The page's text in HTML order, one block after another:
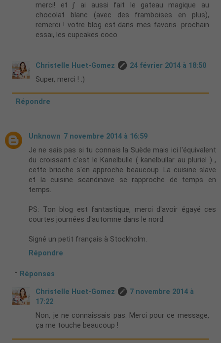
merci! et j' ai aussi fait le gateau magique au
chocolat blanc (avec des framboises en plus),
remerci ! votre blog est dans mes favoris. prochain
essai, les cupcakes coco
Christelle Huet-Gomez
24 février 2014 à 18:50
Super, merci ! :)
Répondre
Unknown 7 novembre 2014 à 16:59
Je ne sais pas si tu connais la Suède mais ici l'équivalent
du croissant c'est le Kanelbulle ( kanelbullar au pluriel ) ,
cette brioche s'en approche beaucoup. La cuisine slave
et la cuisine scandinave se rapproche de temps en
temps.
PS: Ton blog est fantastique, merci d'avoir égayé ces
courtes journées d'automne dans le nord.
Signé un petit français à Stockholm.
Répondre
Réponses
Christelle Huet-Gomez
7 novembre 2014 à
17:22
Non, je ne connaissais pas. Merci pour ce message,
ça me touche beaucoup !